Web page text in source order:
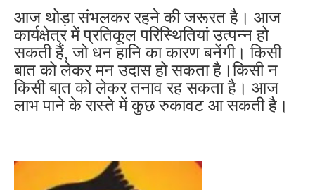
आज थोड़ा संभलकर रहने की जरूरत है। आज
कार्यक्षेत्र में प्रतिकूल परिस्थितियां उत्पन्न हो
सकती हैं, जो धन हानि का कारण बनेंगी। किसी
बात को लेकर मन उदास हो सकता है।किसी न
किसी बात को लेकर तनाव रह सकता है। आज
लाभ पाने के रास्ते में कुछ रुकावट आ सकती है।